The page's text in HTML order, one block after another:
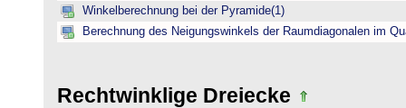
Winkelberechnung bei der Pyramide(1)
Berechnung des Neigungswinkels der Raumdiagonalen im
Rechtwinklige Dreiecke